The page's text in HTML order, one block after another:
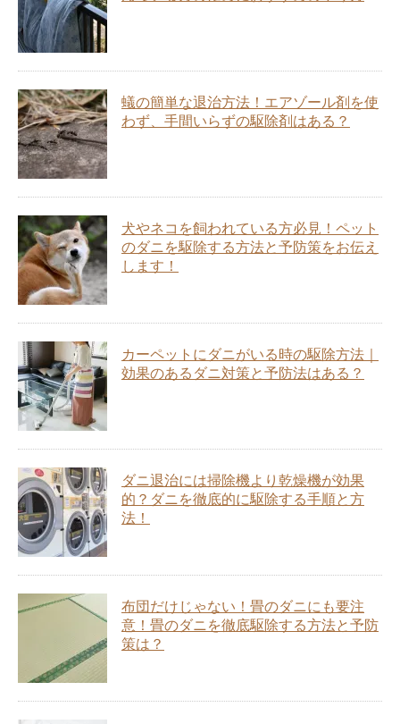
蟻の簡単な退治方法！エアゾール剤を使
わず、手間いらずの駆除剤はある？
犬やネコを飼われている方必見！ペット
のダニを駆除する方法と予防策をお伝え
します！
カーペットにダニがいる時の駆除方法｜
効果のあるダニ対策と予防法はある？
ダニ退治には掃除機より乾燥機が効果
的？ダニを徹底的に駆除する手順と方
法！
布団だけじゃない！畳のダニにも要注
意！畳のダニを徹底駆除する方法と予防
策は？